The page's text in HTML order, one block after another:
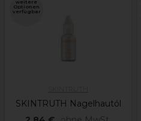
weitere
Optionen
verfügbar
SKINTRUTH Nagelhautól